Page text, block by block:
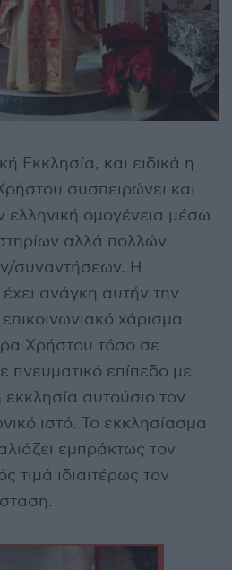
Εκκλησία, και ειδικά η
συσπειρώνει και
ομογένεια μέσω
αλλά πολλών
συναντήσεων. Η
ανάγκη αυτήν την
χάρισμα
Χρήστου τόσο σε
πνευματικό επίπεδο με
αυτούσιο τον
ιστό. Το εκκλησίασμα
εμπράκτως τον
τιμά ιδιαιτέρως τον